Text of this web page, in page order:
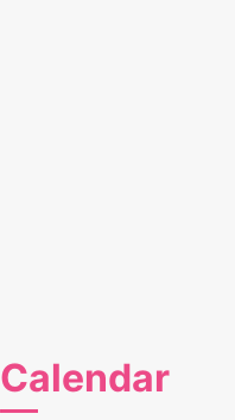
Calendar